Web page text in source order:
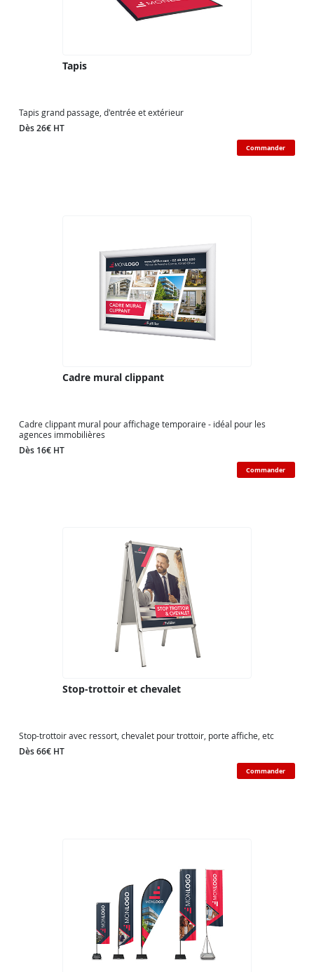
Tapis
Tapis grand passage, d'entrée et extérieur
Dès 26€ HT
Commander
Cadre mural clippant
Cadre clippant mural pour affichage temporaire - idéal pour les
agences immobilières
Dès 16€ HT
Commander
Stop-trottoir et chevalet
Stop-trottoir avec ressort, chevalet pour trottoir, porte affiche, etc
Dès 66€ HT
Commander